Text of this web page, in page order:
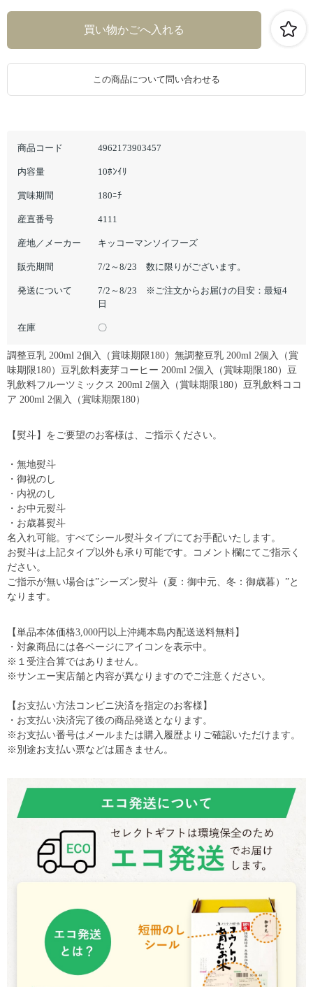
商品コード 4962173903457
内容量 10ﾎﾝｲﾘ
賞味期間 180ﾆﾁ
産直番号 4111
産地／メーカー キッコーマンソイフーズ
販売期間 7/2～8/23 数に限りがございます。
発送について
7/2～8/23 ※ご注文からお届けの目安：最短4
日
在庫 〇
この商品について問い合わせる
調整豆乳 200ml 2個入（賞味期限180）無調整豆乳 200ml 2個入（賞
味期限180）豆乳飲料麦芽コーヒー 200ml 2個入（賞味期限180）豆
乳飲料フルーツミックス 200ml 2個入（賞味期限180）豆乳飲料ココ
ア 200ml 2個入（賞味期限180）
【熨斗】をご要望のお客様は、ご指示ください。
・無地熨斗
・御祝のし
・内祝のし
・お中元熨斗
・お歳暮熨斗
名入れ可能。すべてシール熨斗タイプにてお手配いたします。
お熨斗は上記タイプ以外も承り可能です。コメント欄にてご指示く
ださい。
ご指示が無い場合は”シーズン熨斗（夏：御中元、冬：御歳暮）”と
なります。
【単品本体価格3,000円以上沖縄本島内配送送料無料】
・対象商品には各ページにアイコンを表示中。
※１受注合算ではありません。
※サンエー実店舗と内容が異なりますのでご注意ください。
【お支払い方法コンビニ決済を指定のお客様】
・お支払い決済完了後の商品発送となります。
※お支払い番号はメールまたは購入履歴よりご確認いただけます。
※別途お支払い票などは届きません。